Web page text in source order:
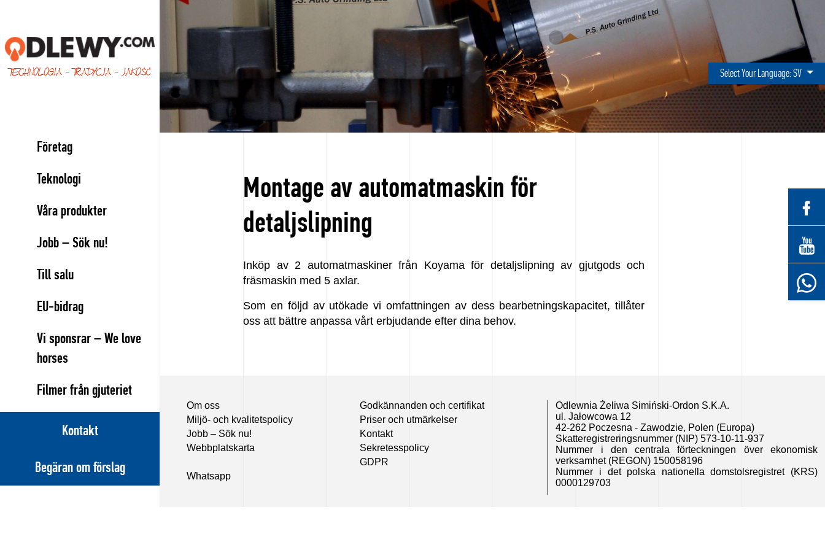
TECHNOLOGIA - TRADYCJA - JAKOŚĆ
Företag
Teknologi
Våra produkter
Jobb – Sök nu!
Till salu
EU-bidrag
Vi sponsrar – We love
horses
Filmer från gjuteriet
Kontakt
Begäran om förslag
Select Your Language:SV
Montage av automatmaskin för
detaljslipning
Inköp av 2 automatmaskiner från Koyama för detaljslipning av gjutgods och
fräsmaskin med 5 axlar.
Som en följd av utökade vi omfattningen av dess bearbetningskapacitet, tillåter
oss att bättre anpassa vårt erbjudande efter dina behov.
Om oss
Godkännanden och certifikat
Miljö- och kvalitetspolicy
Priser och utmärkelser
Jobb – Sök nu!
Kontakt
Webbplatskarta
Sekretesspolicy
GDPR
Whatsapp
Odlewnia Żeliwa Simiński-Ordon S.K.A.
ul. Jałowcowa 12
42-262 Poczesna - Zawodzie, Polen (Europa)
Skatteregistreringsnummer (NIP) 573-10-11-937
Nummer i den centrala förteckningen över ekonomisk
verksamhet (REGON) 150058196
Nummer i det polska nationella domstolsregistret (KRS)
0000129703